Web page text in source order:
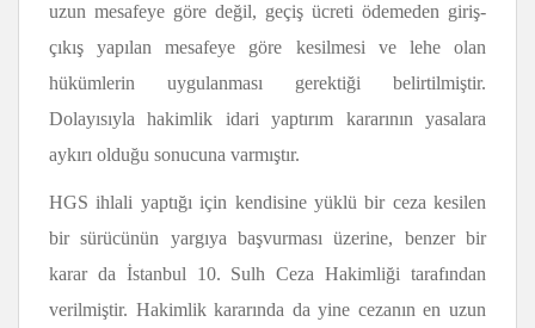
uzun mesafeye göre değil, geçiş ücreti ödemeden giriş-
çıkış yapılan mesafeye göre kesilmesi ve lehe olan
hükümlerin uygulanması gerektiği belirtilmiştir.
Dolayısıyla hakimlik idari yaptırım kararının yasalara
aykırı olduğu sonucuna varmıştır.
HGS ihlali yaptığı için kendisine yüklü bir ceza kesilen
bir sürücünün yargıya başvurması üzerine, benzer bir
karar da İstanbul 10. Sulh Ceza Hakimliği tarafından
verilmiştir. Hakimlik kararında da yine cezanın en uzun